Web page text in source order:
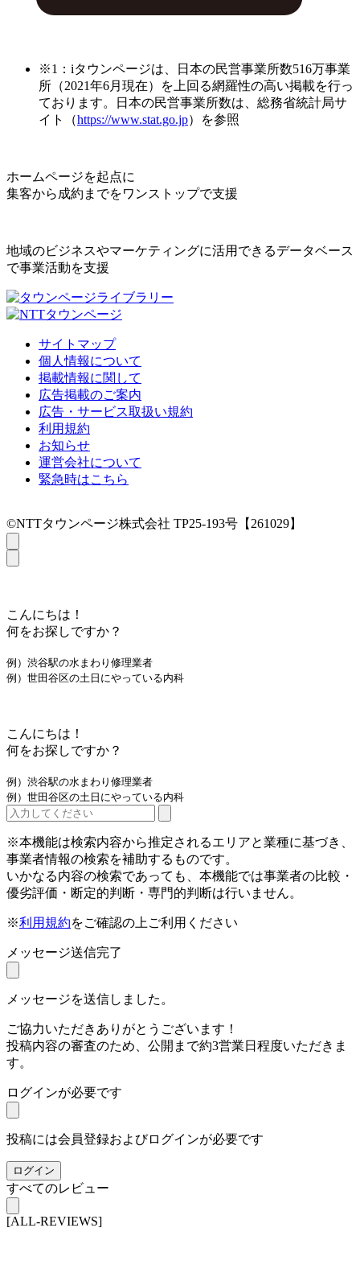
※1：iタウンページは、日本の民営事業所数516万事業
所（2021年6月現在）を上回る網羅性の高い掲載を行っ
ております。日本の民営事業所数は、総務省統計局サ
イト（https://www.stat.go.jp）を参照
ホームページを起点に
集客から成約までをワンストップで支援
地域のビジネスやマーケティングに活用できるデータベース
で事業活動を支援
サイトマップ
個人情報について
掲載情報に関して
広告掲載のご案内
広告・サービス取扱い規約
利用規約
お知らせ
運営会社について
緊急時はこちら
©NTTタウンページ株式会社 TP25-193号【261029】
こんにちは！
何をお探しですか？
例）渋谷駅の水まわり修理業者
例）世田谷区の土日にやっている内科
こんにちは！
何をお探しですか？
例）渋谷駅の水まわり修理業者
例）世田谷区の土日にやっている内科
※本機能は検索内容から推定されるエリアと業種に基づき、
事業者情報の検索を補助するものです。
いかなる内容の検索であっても、本機能では事業者の比較・
優劣評価・断定的判断・専門的判断は行いません。
※利用規約をご確認の上ご利用ください
メッセージ送信完了
メッセージを送信しました。
ご協力いただきありがとうございます！
投稿内容の審査のため、公開まで約3営業日程度いただきま
す。
ログインが必要です
投稿には会員登録およびログインが必要です
ログイン
すべてのレビュー
[ALL-REVIEWS]